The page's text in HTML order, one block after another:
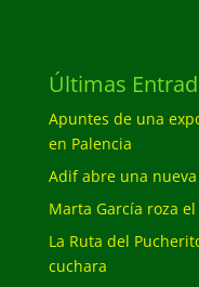
Últimas
Apuntes de una
en Palencia
Adif abre una
Marta García roza
La Ruta del
cuchara